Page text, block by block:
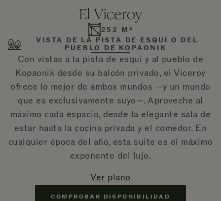
El Viceroy
252 M²
VISTA DE LA PISTA DE ESQUÍ O DEL
PUEBLO DE KOPAONIK
Con vistas a la pista de esquí y al pueblo de
Kopaonik desde su balcón privado, el Viceroy
ofrece lo mejor de ambos mundos —y un mundo
que es exclusivamente suyo—. Aproveche al
máximo cada espacio, desde la elegante sala de
estar hasta la cocina privada y el comedor. En
cualquier época del año, esta suite es el máximo
exponente del lujo.
Ver plano
COMPROBAR DISPONIBILIDAD